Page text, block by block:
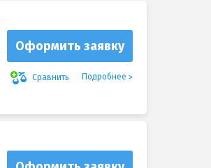
Оформить заявку
Сравнить Подробнее